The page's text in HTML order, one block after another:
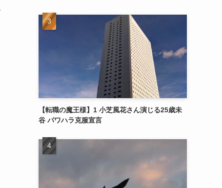
【転職の魔王様】1 小芝風花さん演じる25歳未
谷 パワハラ克服宣言